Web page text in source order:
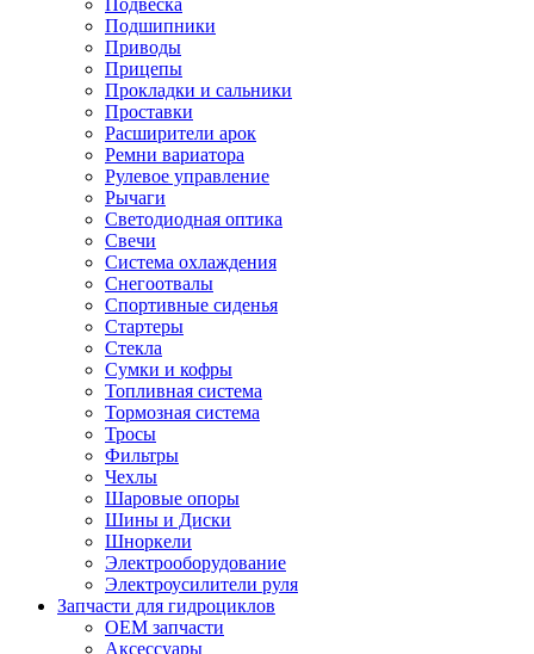
Подшипники
Приводы
Прицепы
Прокладки и сальники
Проставки
Расширители арок
Ремни вариатора
Рулевое управление
Рычаги
Светодиодная оптика
Свечи
Система охлаждения
Снегоотвалы
Спортивные сиденья
Стартеры
Стекла
Сумки и кофры
Топливная система
Тормозная система
Тросы
Фильтры
Чехлы
Шаровые опоры
Шины и Диски
Шноркели
Электрооборудование
Электроусилители руля
Запчасти для гидроциклов
OEM запчасти
Аксессуары